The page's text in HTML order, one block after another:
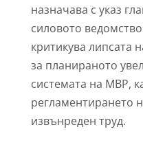
назначава с указ
силовото
критикува липсата
за планираното
системата на МВР,
регламентирането
извънреден труд.